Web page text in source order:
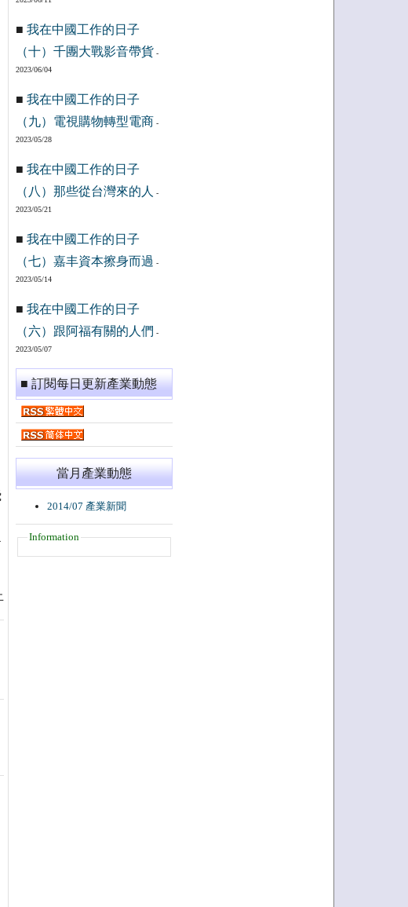
■ 我在中國工作的日子
（十）千團大戰影音帶貨 -
2023/06/04
■ 我在中國工作的日子
（九）電視購物轉型電商 -
2023/05/28
■ 我在中國工作的日子
（八）那些從台灣來的人
-
2023/05/21
■ 我在中國工作的日子
（七）嘉丰資本擦身而過 -
2023/05/14
■ 我在中國工作的日子
（六）跟阿福有關的人們 -
2023/05/07
■ 訂閱每日更新產業動態
當月產業動態
2014/07 產業新聞
Information